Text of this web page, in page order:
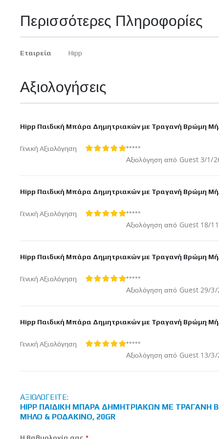
Περισσότερες Πληροφορίες
Περισσότερες
Εταιρεία Hipp
Αξιολογήσεις
Hipp Παιδική Μπάρα Δημητριακών με Τραγανή Βρώμη
Γενική Αξιολόγηση
*****
Αξιολόγηση από Guest3/1/
Hipp Παιδική Μπάρα Δημητριακών με Τραγανή Βρώμη
Γενική Αξιολόγηση
*****
Αξιολόγηση από Guest 18/
Hipp Παιδική Μπάρα Δημητριακών με Τραγανή Βρώμη
Γενική Αξιολόγηση
*****
Αξιολόγηση από Guest 29/3/
Hipp Παιδική Μπάρα Δημητριακών με Τραγανή Βρώμη
Γενική Αξιολόγηση
*****
Αξιολόγηση από Guest 13/3/
ΑΞΙΟΛΟΓΕΊΤΕ:
HIPP ΠΑΙΔΙΚΉ ΜΠΆΡΑ ΔΗΜΗΤΡΙΑΚΏΝ ΜΕ ΤΡΑΓΑΝΉ
ΜΉΛΟ & ΡΟΔΆΚΙΝΟ, 20GR